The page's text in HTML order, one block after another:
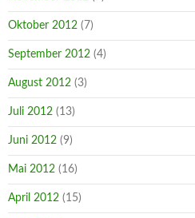
Oktober 2012 (7)
September 2012 (4)
August 2012 (3)
Juli 2012 (13)
Juni 2012 (9)
Mai 2012 (16)
April 2012 (15)